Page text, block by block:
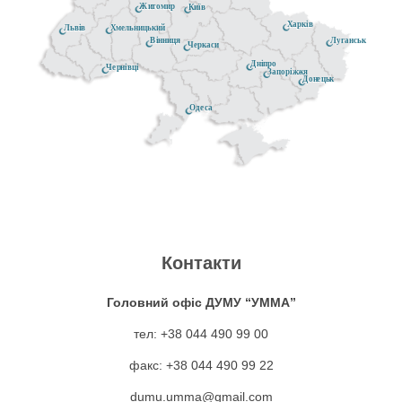
Донецьк
Житомир
Черкаси
Чернівці
Київ
Луганськ
Хмельницький
Дніпро
Одеса
Вінниця
Запоріжжя
Львів Харків
Контакти
Головний офіс ДУМУ “УММА”
тел: +38 044 490 99 00
факс: +38 044 490 99 22
dumu.umma@gmail.com